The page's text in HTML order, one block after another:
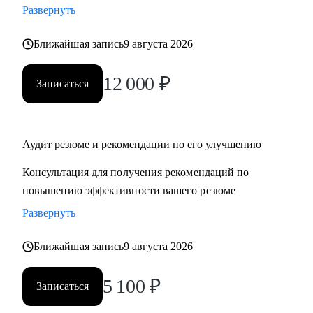
‌‌‌‌‌• избавиться от синдрома самозванца
стрессом и выгоранием
Кому могу помочь:
Руководителям среднего и высшего звена
• HR
• E-commerce
Обращаю внимание, что специализируюсь только на
Развернуть
Ближайшая запись9 августа 2026
Записаться 12 000 ₽
Аудит резюме и рекомендации по его улучшению
Консультация для получения рекомендаций по
повышению эффективности вашего резюме
Развернуть
Ближайшая запись9 августа 2026
Записаться 5 100 ₽